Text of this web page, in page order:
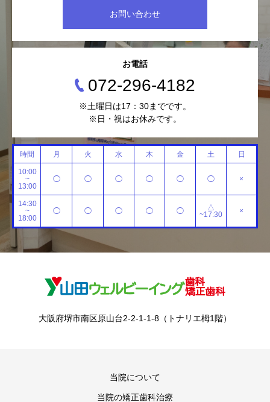
お問い合わせ
お電話
072-296-4182
※土曜日は17：30までです。
※日・祝はお休みです。
時間 月 火 水 木 金 土 日
10:00
~
13:00
◯ ◯ ◯ ◯ ◯ ◯ ×
14:30
~
18:00
◯ ◯ ◯ ◯ ◯
△
~17:30
×
大阪府堺市南区原山台2-2-1-1-8（トナリエ栂1階）
当院について
当院の矯正歯科治療